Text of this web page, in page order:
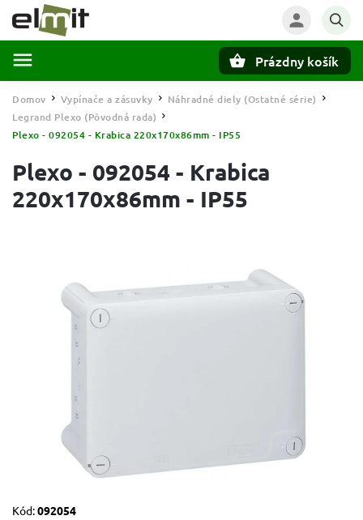
Prázdny košík
Domov / Vypínače a zásuvky / Náhradné diely (Ostatné série) /
Legrand Plexo (Pôvodná rada) /
Plexo - 092054 - Krabica 220x170x86mm - IP55
Plexo - 092054 - Krabica
220x170x86mm - IP55
Kód:092054